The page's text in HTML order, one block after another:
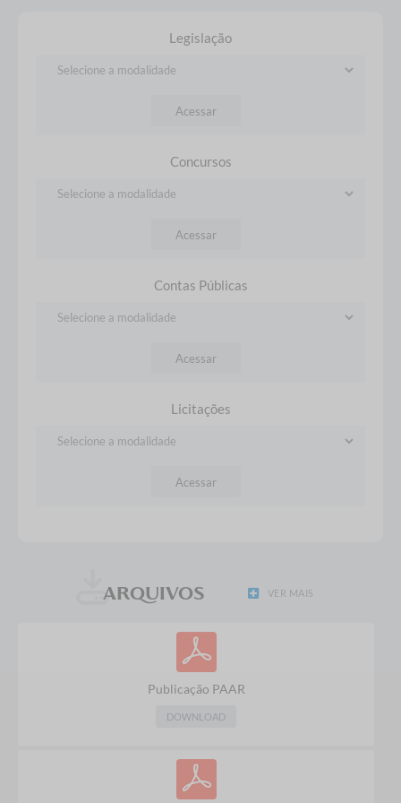
geração de oportunidades
patrimônio local. Dentro
extraordinária para
social Ibirá-G, localizado no
disponibilizará 20 unidades
famílias de baixa renda
cronograma, a entrega das
Legislação
Acessar
Concursos
Acessar
Contas Públicas
Acessar
Licitações
Acessar
ARQUIVOS VER MAIS
Publicação PAAR
DOWNLOAD